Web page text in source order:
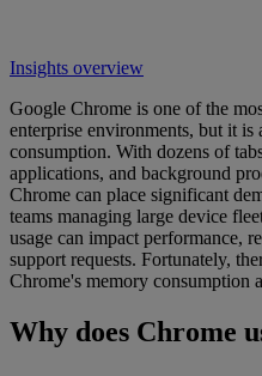
Insights overview
Google Chrome is one of the
enterprise environments, but it
consumption. With dozens of
applications, and background
Chrome can place significant
teams managing large device
usage can impact performance,
support requests. Fortunately,
Chrome's memory consumption
Why does Chrome